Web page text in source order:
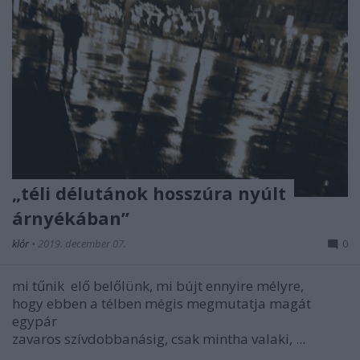
„téli délutánok hosszúra nyúlt
árnyékában”
klór • 2019. december 07. 0
mi tűnik elő belőlünk, mi bújt ennyire mélyre,
hogy ebben a télben mégis megmutatja magát
egypár
zavaros szívdobbanásig, csak mintha valaki, ...